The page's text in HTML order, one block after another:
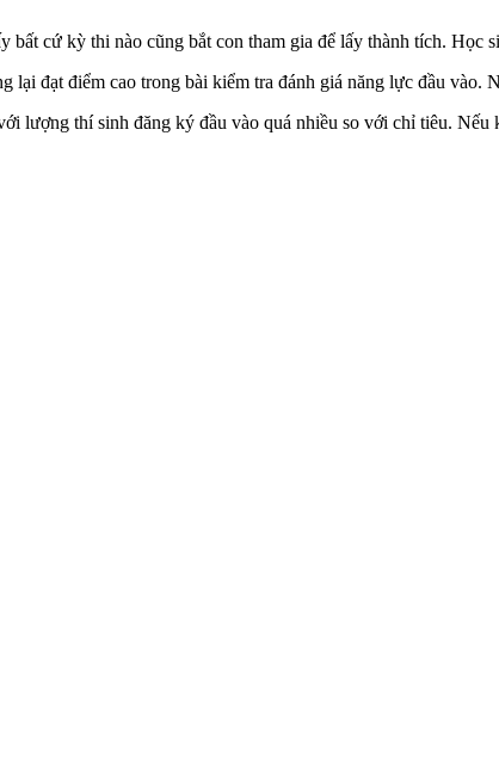
cứ kỳ thi nào cũng bắt con tham gia để lấy thành tích. Học
đạt điểm cao trong bài kiểm tra đánh giá năng lực đầu vào.
lượng thí sinh đăng ký đầu vào quá nhiều so với chỉ tiêu.